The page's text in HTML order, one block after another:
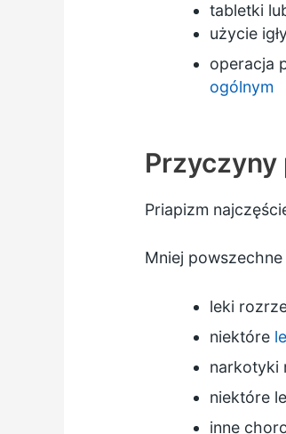
tabletki
użycie
operacja
ogólnym
Priapizm
Mniej
leki
niektóre
narkotyki
niektóre
inne